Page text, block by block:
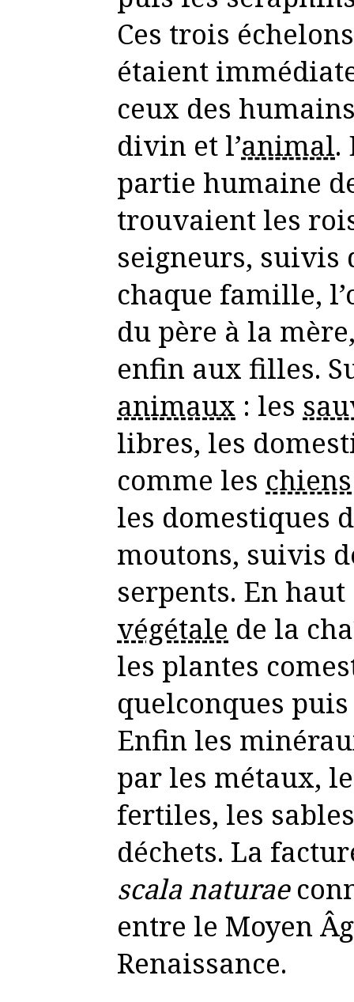
Ces trois
étaient
ceux des
divin et l’animal.
partie humaine
trouvaient les
seigneurs, suivis
chaque famille,
du père à la
enfin aux filles.
animaux : les
libres, les
comme les chiens
les domestiques
moutons, suivis
serpents. En
végétale de la
les plantes
quelconques
Enfin les
par les métaux,
fertiles, les
déchets. La
scala naturae
entre le Moyen
Renaissance.